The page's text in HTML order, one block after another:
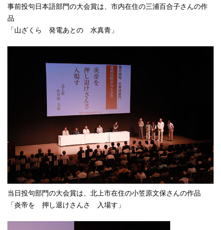
事前投句日本語部門の大会賞は、市内在住の三浦百合子さんの作
品
「山ざくら 発電あとの 水真青」
当日投句部門の大会賞は、北上市在住の小笠原文保さんの作品
「炎帝を 押し退けさんさ 入場す」